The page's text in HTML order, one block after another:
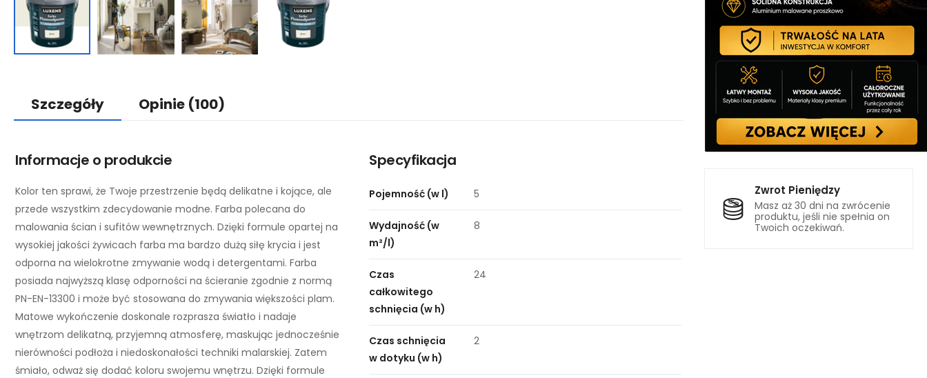
Zwrot Pieniędzy
Masz aż 30 dni na zwrócenie
produktu, jeśli nie spełnia on
Twoich oczekiwań.
Szczegóły Opinie (100)
Informacje o produkcie
Kolor ten sprawi, że Twoje przestrzenie będą delikatne i kojące, ale
przede wszystkim zdecydowanie modne. Farba polecana do
malowania ścian i sufitów wewnętrznych. Dzięki formule opartej na
wysokiej jakości żywicach farba ma bardzo dużą siłę krycia i jest
odporna na wielokrotne zmywanie wodą i detergentami. Farba
posiada najwyższą klasę odporności na ścieranie zgodnie z normą
PN-EN-13300 i może być stosowana do zmywania większości plam.
Matowe wykończenie doskonale rozprasza światło i nadaje
wnętrzom delikatną, przyjemną atmosferę, maskując jednocześnie
nierówności podłoża i niedoskonałości techniki malarskiej. Zatem
śmiało, odważ się dodać koloru swojemu wnętrzu. Dzięki formule
Specyfikacja
Pojemność (w l) 5
Wydajność (w
m²/l)
8
Czas
całkowitego
schnięcia (w h)
24
Czas schnięcia
w dotyku (w h)
2